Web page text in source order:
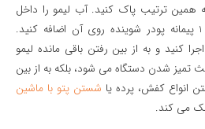
ترتیب پاک کنید. آب لیمو را داخل
محفظه مواد شوینده بریزید و 1 پیمانه پودر شوینده روی آن اضافه کنید.
کنید و به از بین رفتن باقی مانده لیمو
تمیز شدن دستگاه می شود، بلکه به از بین
انواع کفش، پرده یا شستن پتو با ماشین
می کند.